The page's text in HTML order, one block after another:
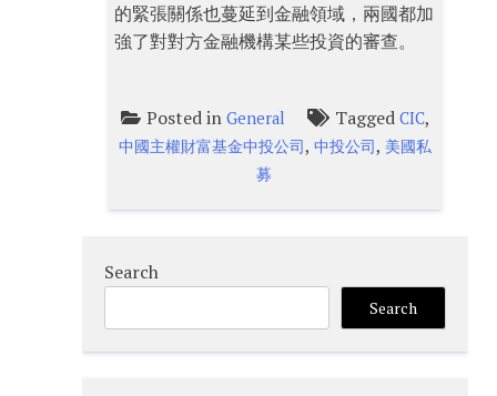
的緊張關係也蔓延到金融領域，兩國都加
強了對對方金融機構某些投資的審查。
Posted in General Tagged CIC,
中國主權財富基金中投公司,中投公司, 美國私
募
Search
Search